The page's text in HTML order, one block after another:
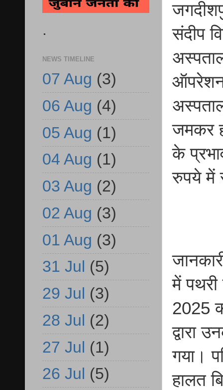
संदीप
ऑपरेशन
जमकर
के
रुपये में
में
2025
द्वारा
गया।
हालत
.
NEWS TIMELINE
07 Aug (3)
06 Aug (4)
05 Aug (1)
04 Aug (1)
03 Aug (2)
02 Aug (3)
01 Aug (3)
31 Jul (5)
29 Jul (3)
28 Jul (2)
27 Jul (1)
26 Jul (5)